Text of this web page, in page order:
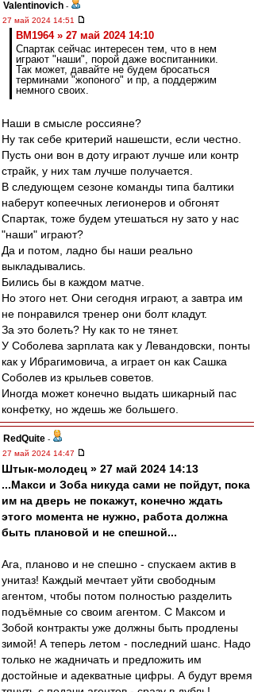
Valentinovich -
27 май 2024 14:51
BM1964 » 27 май 2024 14:10
Спартак сейчас интересен тем, что в нем
играют "наши", порой даже воспитанники.
Так может, давайте не будем бросаться
терминами "жопоного" и пр, а поддержим
немного своих.
Наши в смысле россияне?
Ну так себе критерий нашешсти, если честно.
Пусть они вон в доту играют лучше или контр
страйк, у них там лучше получается.
В следующем сезоне команды типа балтики
наберут копеечных легионеров и обгонят
Спартак, тоже будем утешаться ну зато у нас
"наши" играют?
Да и потом, ладно бы наши реально
выкладывались.
Бились бы в каждом матче.
Но этого нет. Они сегодня играют, а завтра им
не понравился тренер они болт кладут.
За это болеть? Ну как то не тянет.
У Соболева зарплата как у Левандовски, понты
как у Ибрагимовича, а играет он как Сашка
Соболев из крыльев советов.
Иногда может конечно выдать шикарный пас
конфетку, но ждешь же большего.
RedQuite -
27 май 2024 14:47
Штык-молодец » 27 май 2024 14:13
...Макси и Зоба никуда сами не пойдут, пока
им на дверь не покажут, конечно ждать
этого момента не нужно, работа должна
быть плановой и не спешной...
Ага, планово и не спешно - спускаем актив в
унитаз! Каждый мечтает уйти свободным
агентом, чтобы потом полностью разделить
подъёмные со своим агентом. С Максом и
Зобой контракты уже должны быть продлены
зимой! А теперь летом - последний шанс. Надо
только не жадничать и предложить им
достойные и адекватные цифры. А будут время